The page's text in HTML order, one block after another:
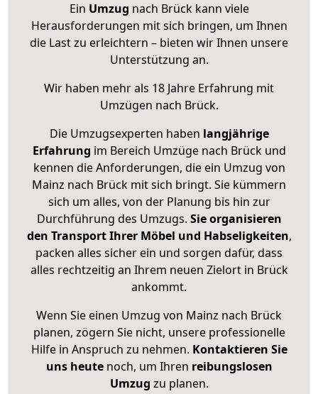
Ein Umzug nach Brück kann viele
Herausforderungen mit sich bringen, um Ihnen
die Last zu erleichtern – bieten wir Ihnen unsere
Unterstützung an.
Wir haben mehr als 18 Jahre Erfahrung mit
Umzügen nach Brück.
Die Umzugsexperten haben langjährige
Erfahrung im Bereich Umzüge nach Brück und
kennen die Anforderungen, die ein Umzug von
Mainz nach Brück mit sich bringt. Sie kümmern
sich um alles, von der Planung bis hin zur
Durchführung des Umzugs. Sie organisieren
den Transport Ihrer Möbel und Habseligkeiten,
packen alles sicher ein und sorgen dafür, dass
alles rechtzeitig an Ihrem neuen Zielort in Brück
ankommt.
Wenn Sie einen Umzug von Mainz nach Brück
planen, zögern Sie nicht, unsere professionelle
Hilfe in Anspruch zu nehmen. Kontaktieren Sie
uns heutenoch, um Ihren reibungslosen
Umzug zu planen.